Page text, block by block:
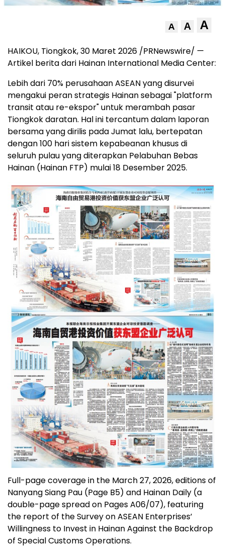
A A A
HAIKOU, Tiongkok,30 Maret 2026 /PRNewswire/ —
Artikel berita dari Hainan International Media Center:
Lebih dari 70% perusahaan ASEAN yang disurvei
mengakui peran strategis Hainan sebagai "platform
transit atau re-ekspor" untuk merambah pasar
Tiongkok daratan. Hal ini tercantum dalam laporan
bersama yang dirilis pada Jumat lalu, bertepatan
dengan 100 hari sistem kepabeanan khusus di
seluruh pulau yang diterapkan Pelabuhan Bebas
Hainan (Hainan FTP) mulai 18 Desember 2025.
Full-page coverage in the March 27, 2026, editions of
Nanyang Siang Pau (Page B5) and Hainan Daily (a
double-page spread on Pages A06/07), featuring
the report of the Survey on ASEAN Enterprises’
Willingness to Invest in Hainan Against the Backdrop
of Special Customs Operations.